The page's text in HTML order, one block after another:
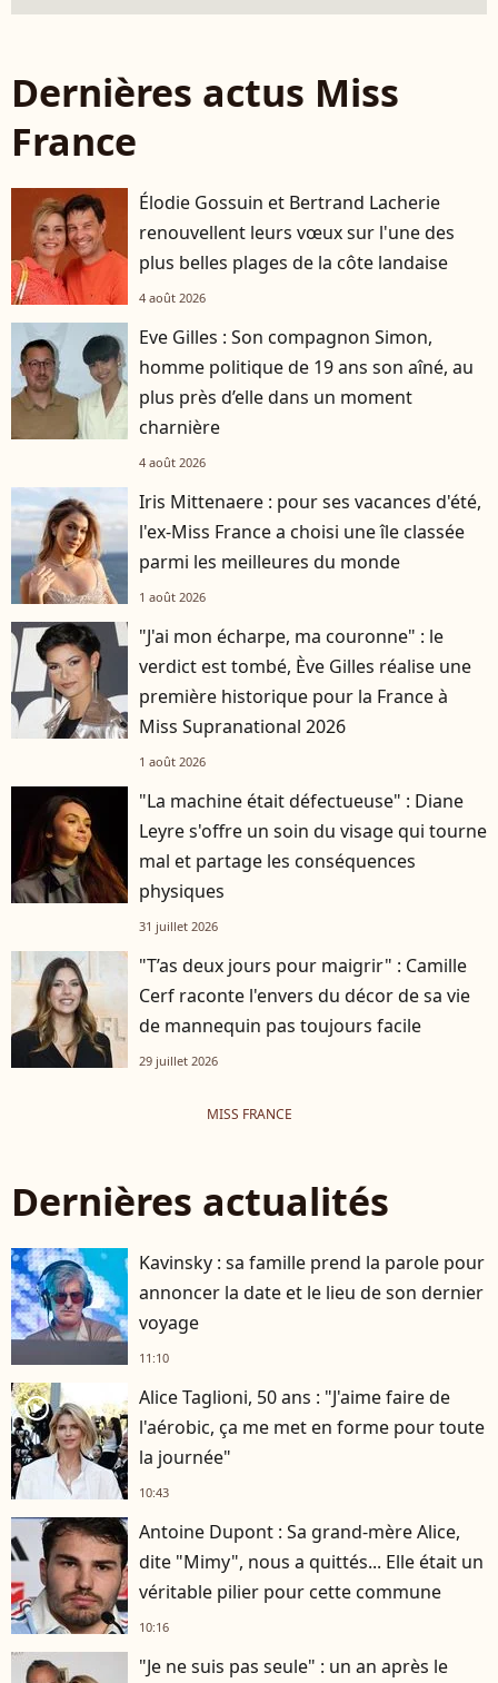
Dernières actus Miss
France
Élodie Gossuin et Bertrand Lacherie
renouvellent leurs vœux sur l'une des
plus belles plages de la côte landaise
4 août 2026
Eve Gilles : Son compagnon Simon,
homme politique de 19 ans son aîné, au
plus près d’elle dans un moment
charnière
4 août 2026
Iris Mittenaere : pour ses vacances d'été,
l'ex-Miss France a choisi une île classée
parmi les meilleures du monde
1 août 2026
"J'ai mon écharpe, ma couronne" : le
verdict est tombé, Ève Gilles réalise une
première historique pour la France à
Miss Supranational 2026
1 août 2026
"La machine était défectueuse" : Diane
Leyre s'offre un soin du visage qui tourne
mal et partage les conséquences
physiques
31 juillet 2026
"T’as deux jours pour maigrir" : Camille
Cerf raconte l'envers du décor de sa vie
de mannequin pas toujours facile
29 juillet 2026
MISS FRANCE
Dernières actualités
Kavinsky : sa famille prend la parole pour
annoncer la date et le lieu de son dernier
voyage
11:10
player2
Alice Taglioni, 50 ans : "J'aime faire de
l'aérobic, ça me met en forme pour toute
la journée"
10:43
Antoine Dupont : Sa grand-mère Alice,
dite "Mimy", nous a quittés... Elle était un
véritable pilier pour cette commune
10:16
"Je ne suis pas seule" : un an après le